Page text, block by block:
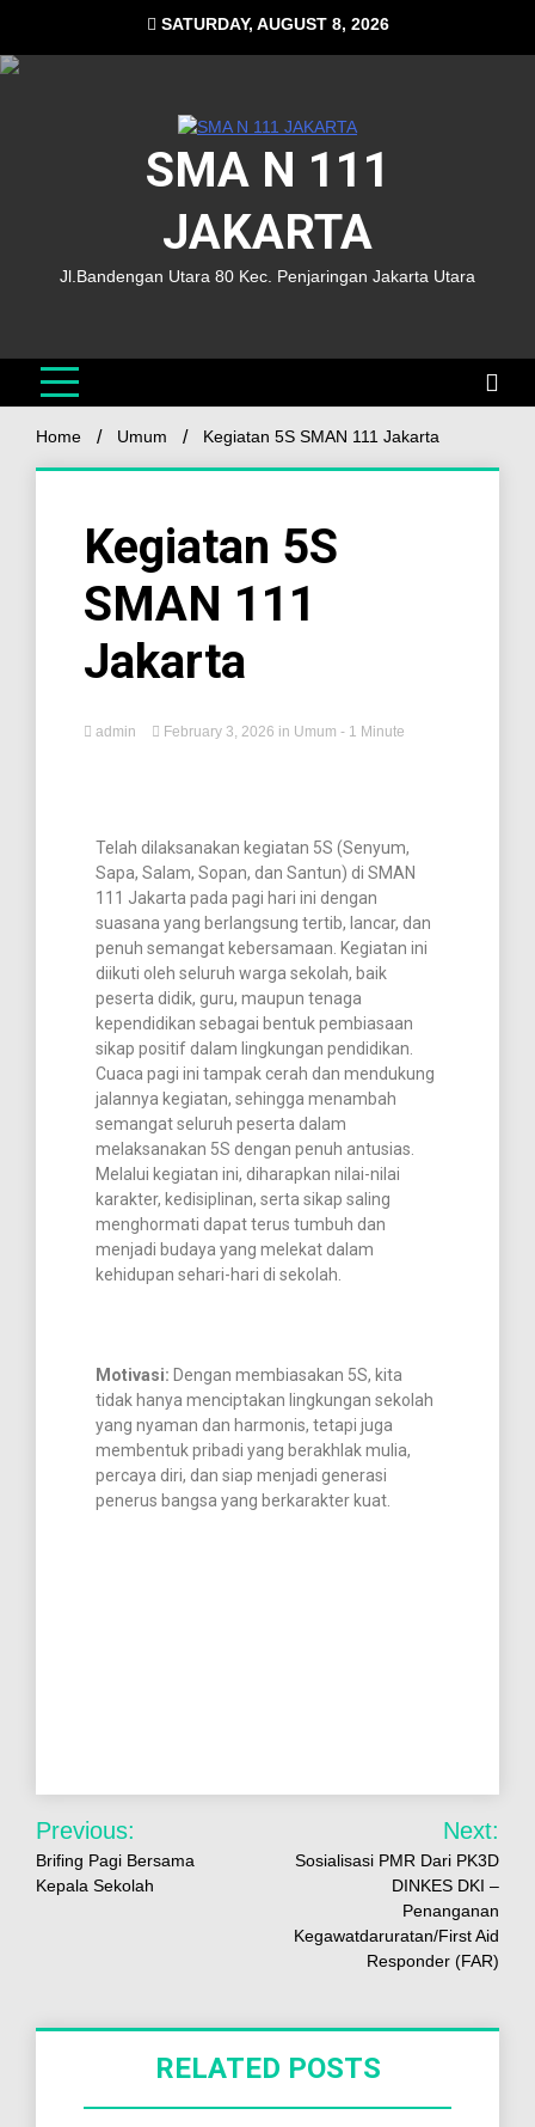
SATURDAY, AUGUST 8, 2026
SMA N 111
JAKARTA
Jl.Bandengan Utara 80 Kec. Penjaringan Jakarta Utara
Home Umum Kegiatan 5S SMAN 111 Jakarta
Kegiatan 5S
SMAN 111
Jakarta
admin February 3, 2026 in Umum - 1 Minute
Telah dilaksanakan kegiatan 5S (Senyum,
Sapa, Salam, Sopan, dan Santun) di SMAN
111 Jakarta pada pagi hari ini dengan
suasana yang berlangsung tertib, lancar, dan
penuh semangat kebersamaan. Kegiatan ini
diikuti oleh seluruh warga sekolah, baik
peserta didik, guru, maupun tenaga
kependidikan sebagai bentuk pembiasaan
sikap positif dalam lingkungan pendidikan.
Cuaca pagi ini tampak cerah dan mendukung
jalannya kegiatan, sehingga menambah
semangat seluruh peserta dalam
melaksanakan 5S dengan penuh antusias.
Melalui kegiatan ini, diharapkan nilai-nilai
karakter, kedisiplinan, serta sikap saling
menghormati dapat terus tumbuh dan
menjadi budaya yang melekat dalam
kehidupan sehari-hari di sekolah.
Motivasi: Dengan membiasakan 5S, kita
tidak hanya menciptakan lingkungan sekolah
yang nyaman dan harmonis, tetapi juga
membentuk pribadi yang berakhlak mulia,
percaya diri, dan siap menjadi generasi
penerus bangsa yang berkarakter kuat.
Previous:
Brifing Pagi Bersama
Kepala Sekolah
Next:
Sosialisasi PMR Dari PK3D
DINKES DKI –
Penanganan
Kegawatdaruratan/First Aid
Responder (FAR)
RELATED POSTS